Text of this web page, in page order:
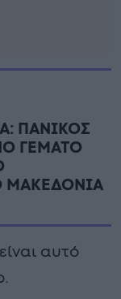
ΠΑΝΙΚΟΣ
ΓΕΜΑΤΟ
ΜΑΚΕΔΟΝΙΑ
αυτό